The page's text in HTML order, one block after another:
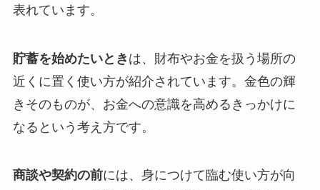
表れています。
貯蓄を始めたいとき は、財布やお金を扱う場所の
近くに置く使い方が紹介されています。金色の輝
きそのものが、お金への意識を高めるきっかけに
なるという考え方です。
商談や契約の前には、身につけて臨む使い方が向